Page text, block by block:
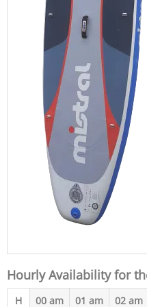
Hourly Availability for
H 00 am 01 am 02 am